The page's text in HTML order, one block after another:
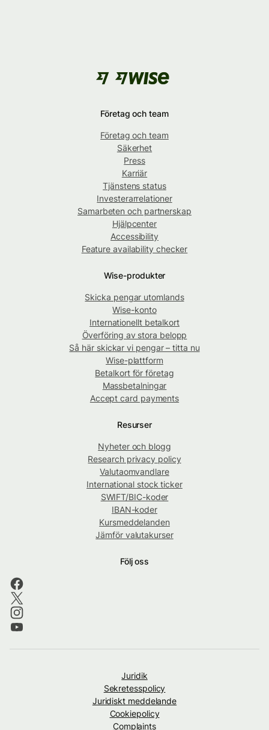
Företag och team
Företag och team
Säkerhet
Press
Karriär
Tjänstens status
Investerarrelationer
Samarbeten och partnerskap
Hjälpcenter
Accessibility
Feature availability checker
Wise-produkter
Skicka pengar utomlands
Wise-konto
Internationellt betalkort
Överföring av stora belopp
Så här skickar vi pengar – titta nu
Wise-plattform
Betalkort för företag
Massbetalningar
Accept card payments
Resurser
Nyheter och blogg
Research privacy policy
Valutaomvandlare
International stock ticker
SWIFT/BIC-koder
IBAN-koder
Kursmeddelanden
Jämför valutakurser
Följ oss
Juridik
Sekretesspolicy
Juridiskt meddelande
Cookiepolicy
Complaints